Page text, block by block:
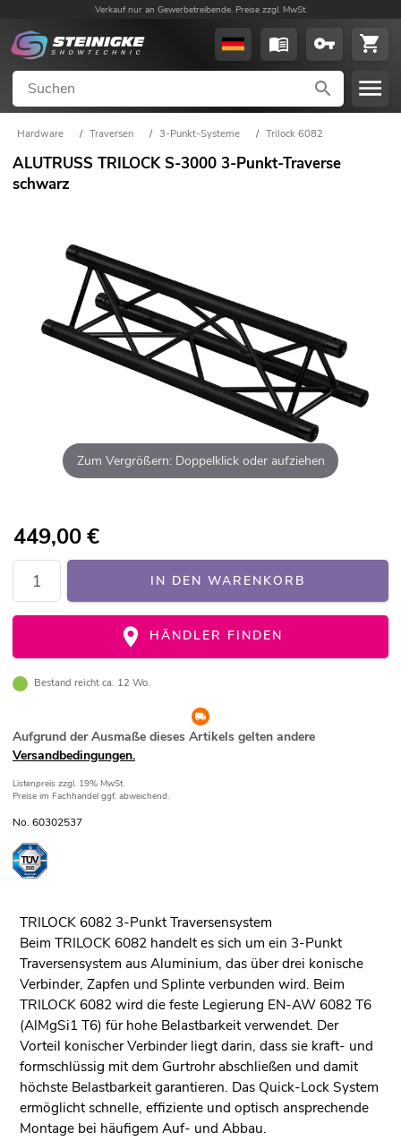
Verkauf nur an Gewerbetreibende. Preise zzgl. MwSt.
Hardware / Traversen / 3-Punkt-Systeme / Trilock 6082
ALUTRUSS TRILOCK S-3000 3-Punkt-Traverse
schwarz
Zum Vergrößern: Doppelklick oder aufziehen
449,00€
IN DEN WARENKORB
HÄNDLER FINDEN
Bestand reicht ca. 12 Wo.
Aufgrund der Ausmaße dieses Artikels gelten andere
Versandbedingungen.
Listenpreis zzgl. 19% MwSt.
Preise im Fachhandel ggf. abweichend.
No. 60302537
TRILOCK 6082 3-Punkt Traversensystem
Beim TRILOCK 6082 handelt es sich um ein 3-Punkt
Traversensystem aus Aluminium, das über drei konische
Verbinder, Zapfen und Splinte verbunden wird. Beim
TRILOCK 6082 wird die feste Legierung EN-AW 6082 T6
(AlMgSi1 T6) für hohe Belastbarkeit verwendet. Der
Vorteil konischer Verbinder liegt darin, dass sie kraft- und
formschlüssig mit dem Gurtrohr abschließen und damit
höchste Belastbarkeit garantieren. Das Quick-Lock System
ermöglicht schnelle, effiziente und optisch ansprechende
Montage bei häufigem Auf- und Abbau.